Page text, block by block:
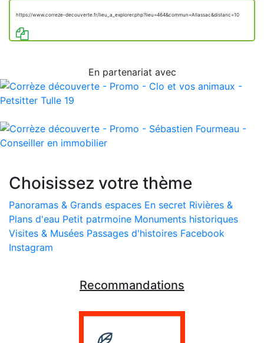
https://www.correze-decouverte.fr/lieu_a_explorer.php?lieu=464&commun=Allassac&distanc=10
En partenariat avec
Choisissez votre thème
Panoramas & Grands espaces En secret Rivières &
Plans d'eau Petit patrmoine Monuments historiques
Visites & Musées Passages d'histoires Facebook
Instagram
Recommandations